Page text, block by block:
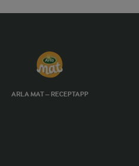
ARLA MAT – RECEPTAPP